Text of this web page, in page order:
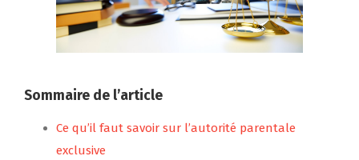
Sommaire de l’article
Ce qu’il faut savoir sur l’autorité parentale
exclusive